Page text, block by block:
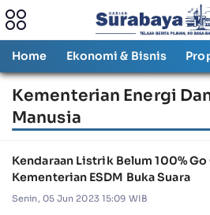
Home Ekonomi & Bisnis
Kementerian Energi
Manusia
Kendaraan Listrik Belum 100% Go
Kementerian ESDM Buka Suara
Senin, 05 Jun 2023 15:09 WIB